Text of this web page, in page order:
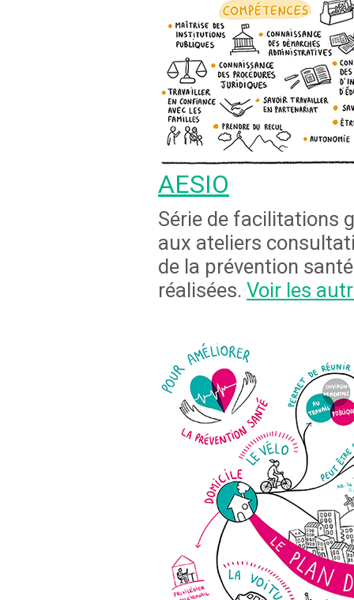
AESIO
Série de facilitations
aux ateliers
de la prévention
réalisées. Voir les